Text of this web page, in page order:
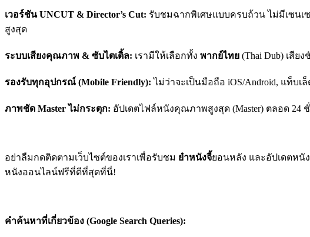
เวอร์ชัน UNCUT & Director’s Cut: รับชมฉากพิเศษแบบครบถ้วน ไม่มีเซน
สูงสุด
ระบบเสียงคุณภาพ & ซับไตเติ้ล: เรามีให้เลือกทั้ง พากย์ไทย (Thai Dub) เสีย
รองรับทุกอุปกรณ์ (Mobile Friendly): ไม่ว่าจะเป็นมือถือ iOS/Android, แท็บ
ภาพชัด Master ไม่กระตุก: อัปเดตไฟล์หนังคุณภาพสูงสุด (Master) ตลอด
อย่าลืมกดติดตามเว็บไซต์ของเราเพื่อรับชม ยำหนังจี้ยอนหลัง และอัปเดตหนั
หนังออนไลน์ฟรีที่ดีที่สุดที่นี่!
คำค้นหาที่เกี่ยวข้อง (Google Search Queries):